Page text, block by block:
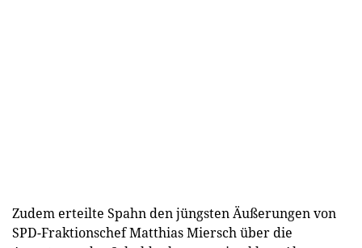
Zudem erteilte Spahn den jüngsten Äußerungen von
SPD-Fraktionschef Matthias Miersch über die